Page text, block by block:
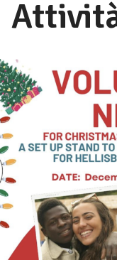
Attività continuative
Save The Children